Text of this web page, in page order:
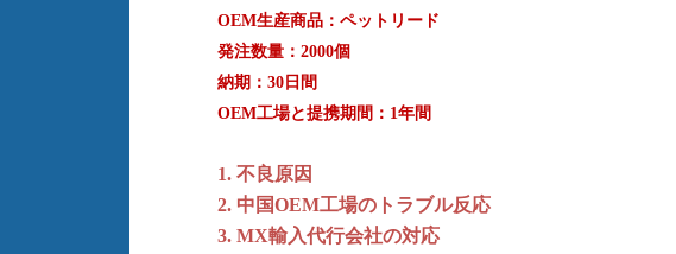
OEM生産商品：ペットリード
発注数量：2000個
納期：30日間
OEM工場と提携期間：1年間
1. 不良原因
2. 中国OEM工場のトラブル反応
3. MX輸入代行会社の対応